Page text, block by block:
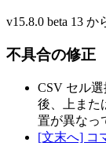
v15.8.0 beta 13
不具合の修正
CSV セル
後、上また
置が異なっ
[文末へ] コ